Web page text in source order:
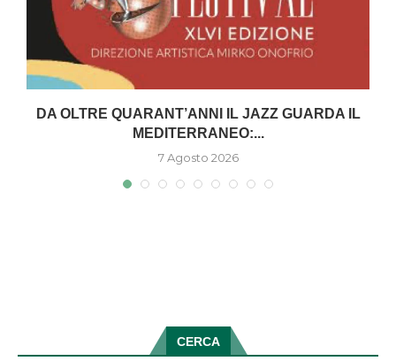
DA OLTRE QUARANT’ANNI IL JAZZ GUARDA IL
MEDITERRANEO:...
7 Agosto 2026
CERCA